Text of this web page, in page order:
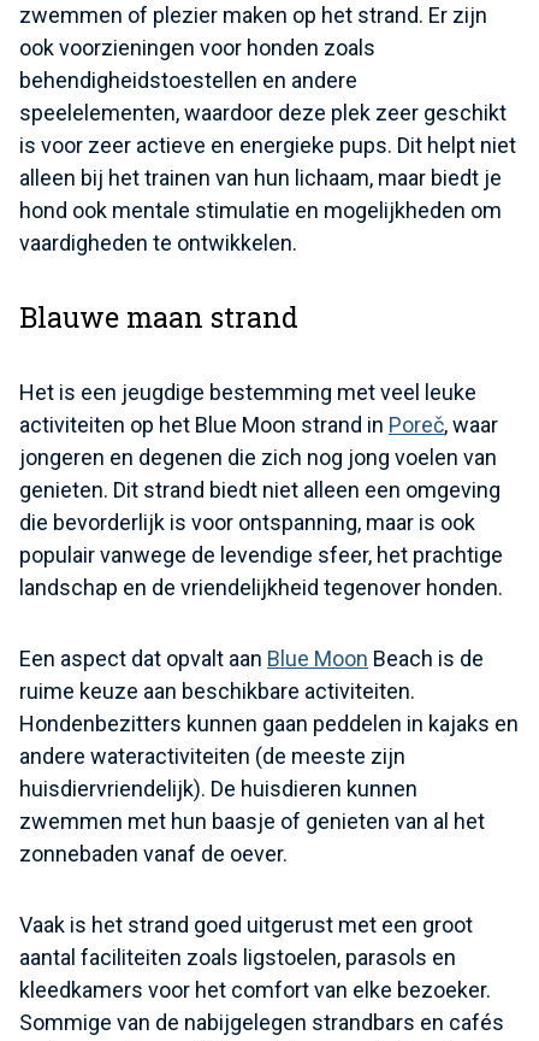
zwemmen of plezier maken op het strand. Er zijn
ook voorzieningen voor honden zoals
behendigheidstoestellen en andere
speelelementen, waardoor deze plek zeer geschikt
is voor zeer actieve en energieke pups. Dit helpt niet
alleen bij het trainen van hun lichaam, maar biedt je
hond ook mentale stimulatie en mogelijkheden om
vaardigheden te ontwikkelen.
Blauwe maan strand
Het is een jeugdige bestemming met veel leuke
activiteiten op het Blue Moon strand in Poreč, waar
jongeren en degenen die zich nog jong voelen van
genieten. Dit strand biedt niet alleen een omgeving
die bevorderlijk is voor ontspanning, maar is ook
populair vanwege de levendige sfeer, het prachtige
landschap en de vriendelijkheid tegenover honden.
Een aspect dat opvalt aan Blue Moon Beach is de
ruime keuze aan beschikbare activiteiten.
Hondenbezitters kunnen gaan peddelen in kajaks en
andere wateractiviteiten (de meeste zijn
huisdiervriendelijk). De huisdieren kunnen
zwemmen met hun baasje of genieten van al het
zonnebaden vanaf de oever.
Vaak is het strand goed uitgerust met een groot
aantal faciliteiten zoals ligstoelen, parasols en
kleedkamers voor het comfort van elke bezoeker.
Sommige van de nabijgelegen strandbars en cafés